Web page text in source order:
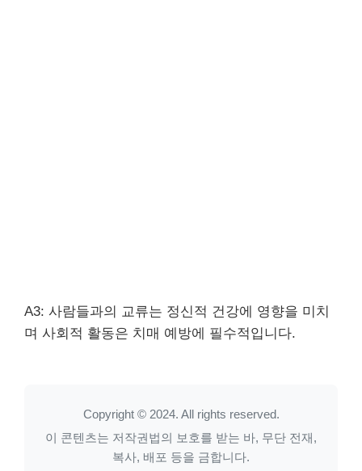
A3: 사람들과의 교류는 정신적 건강에 영향을 미치
며 사회적 활동은 치매 예방에 필수적입니다.
Copyright © 2024. All rights reserved.
이 콘텐츠는 저작권법의 보호를 받는 바, 무단 전재,
복사, 배포 등을 금합니다.